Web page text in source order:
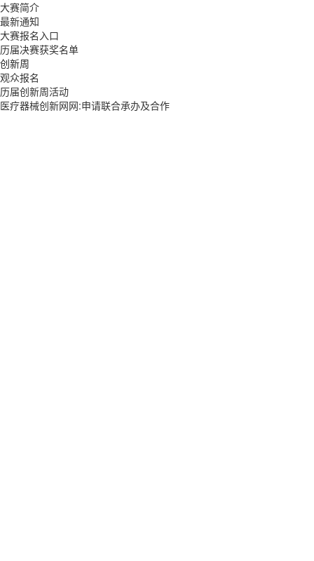
大赛简介
最新通知
大赛报名入口
历届决赛获奖名单
创新周
观众报名
历届创新周活动
医疗器械创新网网:申请联合承办及合作